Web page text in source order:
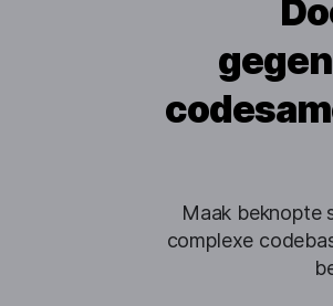
Maak beknopte
complexe